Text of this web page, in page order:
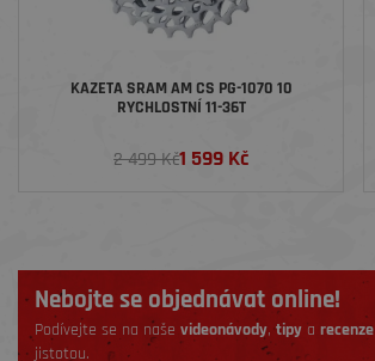
KAZETA SRAM AM CS PG-1070 10
RYCHLOSTNÍ 11-36T
2 499 Kč1 599 Kč
Nebojte se objednávat online!
Podívejte se na naše videonávody,tipy a recenze
jistotou.